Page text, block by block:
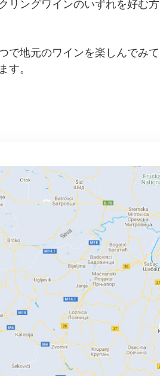
リングワインのいずれを好む
地元のワインを楽しんでみ
。